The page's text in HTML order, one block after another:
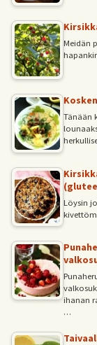
Meidän
Tänään
Löysin
ihanan
…